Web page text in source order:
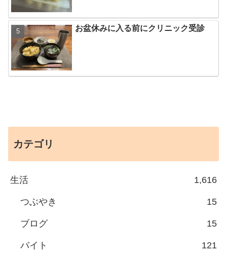
お盆休みに入る前にクリニック受診
カテゴリ
生活 1,616
つぶやき 15
ブログ 15
バイト 121